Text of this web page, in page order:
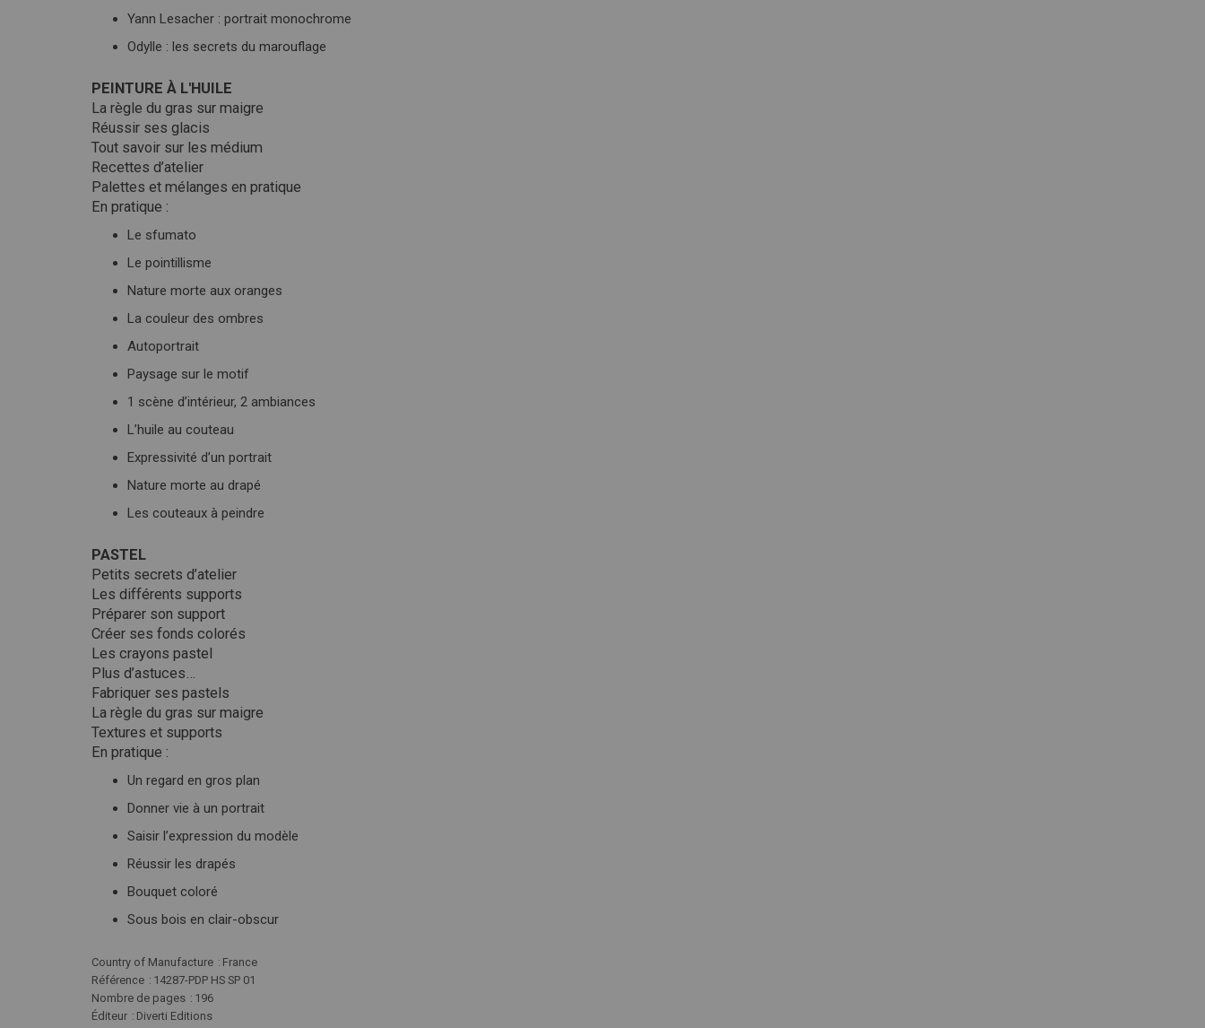
Yann Lesacher : portrait monochrome
Odylle : les secrets du marouflage
PEINTURE À L'HUILE
La règle du gras sur maigre
Réussir ses glacis
Tout savoir sur les médium
Recettes d’atelier
Palettes et mélanges en pratique
En pratique :
Le sfumato
Le pointillisme
Nature morte aux oranges
La couleur des ombres
Autoportrait
Paysage sur le motif
1 scène d’intérieur, 2 ambiances
L’huile au couteau
Expressivité d’un portrait
Nature morte au drapé
Les couteaux à peindre
PASTEL
Petits secrets d’atelier
Les différents supports
Préparer son support
Créer ses fonds colorés
Les crayons pastel
Plus d’astuces…
Fabriquer ses pastels
La règle du gras sur maigre
Textures et supports
En pratique :
Un regard en gros plan
Donner vie à un portrait
Saisir l’expression du modèle
Réussir les drapés
Bouquet coloré
Sous bois en clair-obscur
Plus
d'infos
Country of Manufacture
France
Référence
14287-PDP HS SP 01
Nombre de pages
196
Éditeur
Diverti Editions